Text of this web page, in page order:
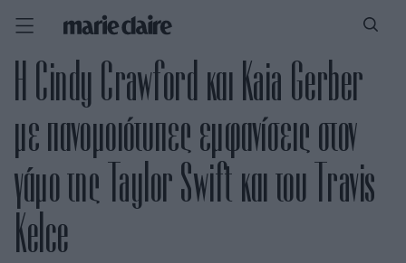
Η Cindy Crawford και Kaia Gerber
με πανομοιότυπες εμφανίσεις στον
γάμο της Taylor Swift και του Travis
Kelce